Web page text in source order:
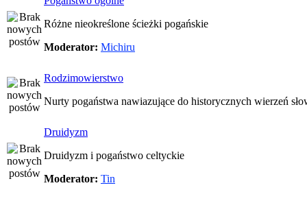
Różne nieokreślone ścieżki pogańskie
Moderator: Michiru
Rodzimowierstwo
Nurty pogaństwa nawiazujące do historycznych wierzeń
Druidyzm
Druidyzm i pogaństwo celtyckie
Moderator: Tin